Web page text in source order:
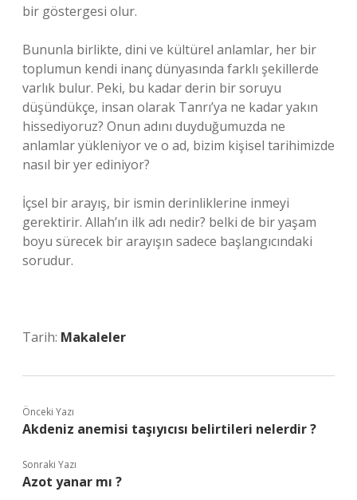
bir göstergesi olur.
Bununla birlikte, dini ve kültürel anlamlar, her bir
toplumun kendi inanç dünyasında farklı şekillerde
varlık bulur. Peki, bu kadar derin bir soruyu
düşündükçe, insan olarak Tanrı’ya ne kadar yakın
hissediyoruz? Onun adını duyduğumuzda ne
anlamlar yükleniyor ve o ad, bizim kişisel tarihimizde
nasıl bir yer ediniyor?
İçsel bir arayış, bir ismin derinliklerine inmeyi
gerektirir. Allah’ın ilk adı nedir? belki de bir yaşam
boyu sürecek bir arayışın sadece başlangıcındaki
sorudur.
Tarih: Makaleler
Önceki Yazı
Akdeniz anemisi taşıyıcısı belirtileri nelerdir ?
Sonraki Yazı
Azot yanar mı ?